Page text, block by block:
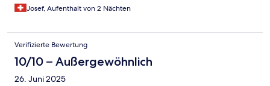
Josef, Aufenthalt von 2 Nächten
Verifizierte Bewertung
10/10 – Außergewöhnlich
26. Juni 2025